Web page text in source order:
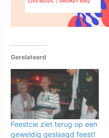
Gerelateerd
Feestcie ziet terug op een
geweldig geslaagd feest!